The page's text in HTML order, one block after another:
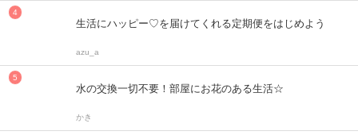
生活にハッピー♡を届けてくれる定期便をはじめよう
azu_a
水の交換一切不要！部屋にお花のある生活☆
かき